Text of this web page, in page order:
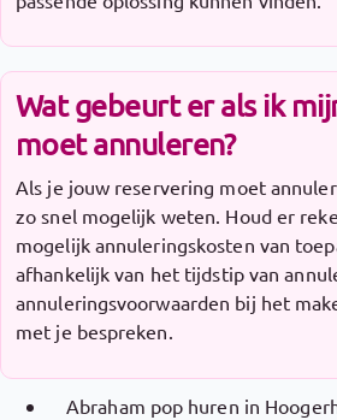
Wat gebeurt er als ik
moet annuleren?
Als je jouw reservering moet
zo snel mogelijk weten. Houd er
mogelijk annuleringskosten van
afhankelijk van het tijdstip van
annuleringsvoorwaarden bij het
met je bespreken.
Abraham pop huren in